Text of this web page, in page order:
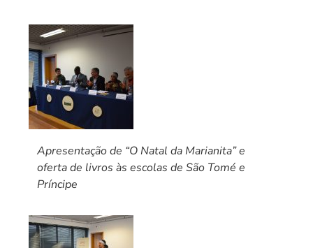
Apresentação de “O Natal da Marianita” e
oferta de livros às escolas de São Tomé e
Príncipe